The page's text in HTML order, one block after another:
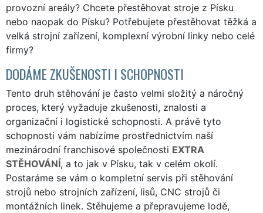
provozní areály? Chcete přestěhovat stroje z Písku
nebo naopak do Písku? Potřebujete přestěhovat těžká a
velká strojní zařízení, komplexní výrobní linky nebo celé
firmy?
DODÁME ZKUŠENOSTI I SCHOPNOSTI
Tento druh stěhování je často velmi složitý a náročný
proces, který vyžaduje zkušenosti, znalosti a
organizační i logistické schopnosti. A právě tyto
schopnosti vám nabízíme prostřednictvím naší
mezinárodní franchisové společnosti EXTRA
STĚHOVÁNÍ, a to jak v Písku, tak v celém okolí.
Postaráme se vám o kompletní servis při stěhování
strojů nebo strojních zařízení, lisů, CNC strojů či
montážních linek. Stěhujeme a přepravujeme lodě,